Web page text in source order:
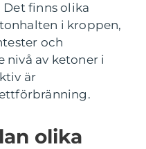
finns olika
i kroppen,
och
nivå av ketoner i
är
olika